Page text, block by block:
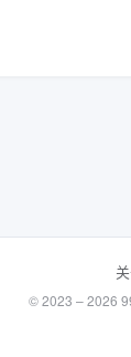
© 2023 – 2026